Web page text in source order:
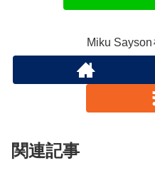
Miku
関連記事